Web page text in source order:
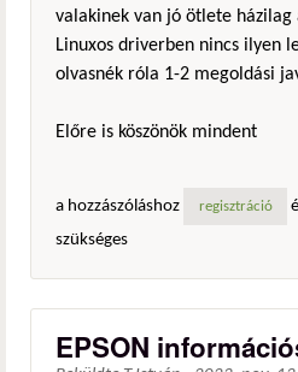
valakinek van jó ötlete
Linuxos driverben nincs ilyen
olvasnék róla 1-2 megoldási
Előre is köszönök mindent
a hozzászóláshoz regisztráció
szükséges
EPSON